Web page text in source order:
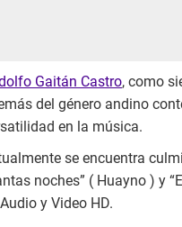
Gaitán Castro, como
del género andino
en la música.
se encuentra
noches” ( Huayno ) y
y Video HD.